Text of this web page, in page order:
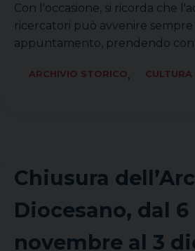
Con l'occasione, si ricorda che
ricercatori può avvenire sempre
appuntamento, prendendo
ARCHIVIO STORICO,
CULTURA
Chiusura
Diocesano, dal 6
novembre al 3